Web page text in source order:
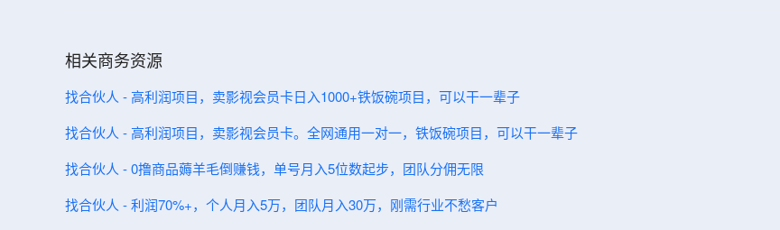
相关商务资源
找合伙人 - 高利润项目，卖影视会员卡日入1000+铁饭碗项目，可以干一辈子
找合伙人 - 高利润项目，卖影视会员卡。全网通用一对一，铁饭碗项目，可以干一辈子
找合伙人 - 0撸商品薅羊毛倒赚钱，单号月入5位数起步，团队分佣无限
找合伙人 - 利润70%+，个人月入5万，团队月入30万，刚需行业不愁客户